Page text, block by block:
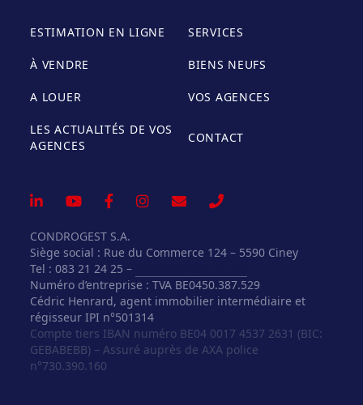
ESTIMATION EN LIGNE SERVICES
À VENDRE BIENS NEUFS
A LOUER VOS AGENCES
LES ACTUALITÉS DE VOS
AGENCES
CONTACT
CONDROGEST S.A.
Siège social : Rue du Commerce 124 – 5590 Ciney
Tel : 083 21 24 25 –
Numéro d’entreprise : TVA BE0450.387.529
Cédric Henrard, agent immobilier intermédiaire et
régisseur IPI n°501314
Compte tiers IBAN numéro BE04 0017 4537 2631 (BIC:
GEBABEBB) – Assuré auprès de AXA police
n°730.390.160